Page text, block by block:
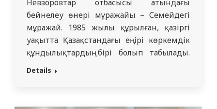
Невзоровтар отбасысы атындағы
бейнелеу өнері мұражайы – Семейдегі
мұражай. 1985 жылы құрылған, қазіргі
уақытта Қазақстандағы ең ірі көркемдік
құндылықтардың бірі болып табылады.
Мұражай ғимараттар кешенінде
Details